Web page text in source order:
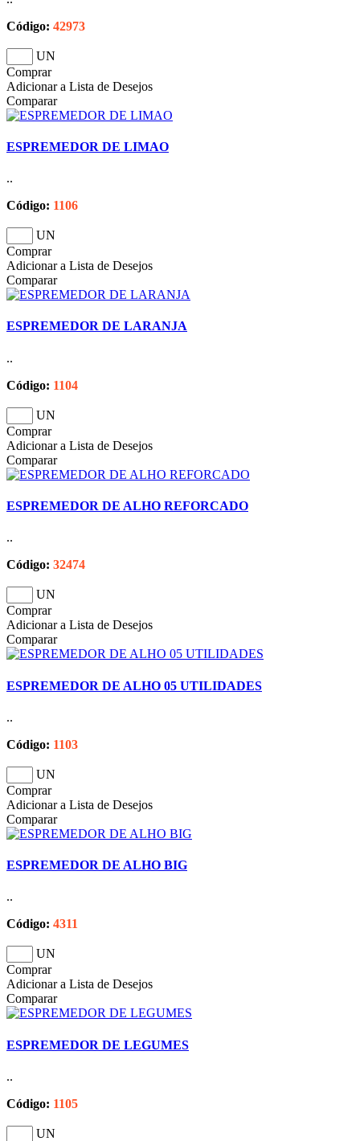
Código: 42973
UN
Comprar
Adicionar a Lista de Desejos
Comparar
ESPREMEDOR DE LIMAO
..
Código: 1106
UN
Comprar
Adicionar a Lista de Desejos
Comparar
ESPREMEDOR DE LARANJA
..
Código: 1104
UN
Comprar
Adicionar a Lista de Desejos
Comparar
ESPREMEDOR DE ALHO REFORCADO
..
Código: 32474
UN
Comprar
Adicionar a Lista de Desejos
Comparar
ESPREMEDOR DE ALHO 05 UTILIDADES
..
Código: 1103
UN
Comprar
Adicionar a Lista de Desejos
Comparar
ESPREMEDOR DE ALHO BIG
..
Código: 4311
UN
Comprar
Adicionar a Lista de Desejos
Comparar
ESPREMEDOR DE LEGUMES
..
Código: 1105
UN